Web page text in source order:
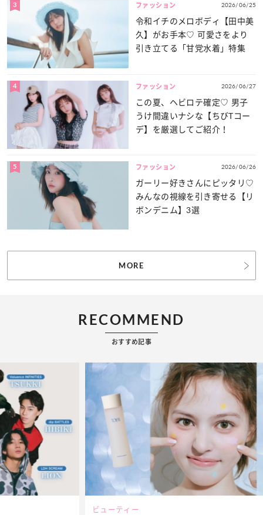
3 ファッション 2026/06/25
令和イチのメロボディ【田中美
久】がお手本♡ 可愛さをより
引き立てる「甘党水着」特集
4 ファッション 2026/06/27
この夏、ヘビロテ確定♡ 男子
うけ間違いナシな【ちびTコー
デ】を厳選してご紹介！
5 ファッション 2026/06/26
ガーリー好きさんにピッタリ♡
みんなの視線を引き寄せる【リ
ボンデニム】3選
MORE
RECOMMEND
おすすめ記事